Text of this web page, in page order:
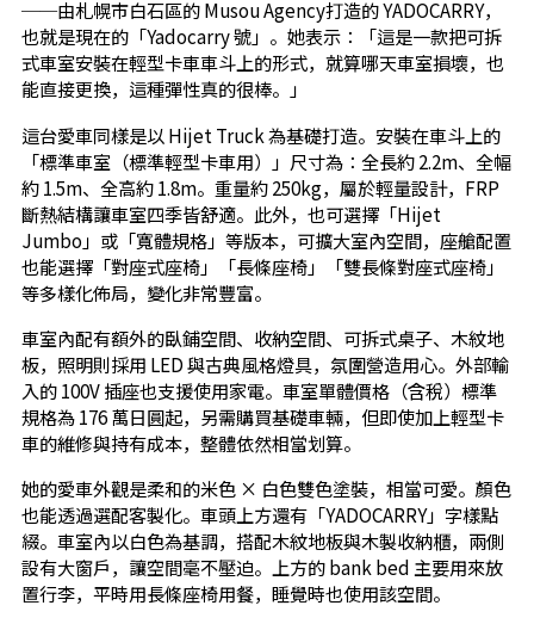
──由札幌市白石區的 Musou Agency打造的 YADOCARRY，
也就是現在的「Yadocarry 號」。她表示：「這是一款把可拆
式車室安裝在輕型卡車車斗上的形式，就算哪天車室損壞，也
能直接更換，這種彈性真的很棒。」
這台愛車同樣是以 Hijet Truck 為基礎打造。安裝在車斗上的
「標準車室（標準輕型卡車用）」尺寸為：全長約 2.2m、全幅
約 1.5m、全高約 1.8m。重量約 250kg，屬於輕量設計，FRP
斷熱結構讓車室四季皆舒適。此外，也可選擇「Hijet
Jumbo」或「寬體規格」等版本，可擴大室內空間，座艙配置
也能選擇「對座式座椅」「長條座椅」「雙長條對座式座椅」
等多樣化佈局，變化非常豐富。
車室內配有額外的臥鋪空間、收納空間、可拆式桌子、木紋地
板，照明則採用 LED 與古典風格燈具，氛圍營造用心。外部輸
入的 100V 插座也支援使用家電。車室單體價格（含稅）標準
規格為 176 萬日圓起，另需購買基礎車輛，但即使加上輕型卡
車的維修與持有成本，整體依然相當划算。
她的愛車外觀是柔和的米色 × 白色雙色塗裝，相當可愛。顏色
也能透過選配客製化。車頭上方還有「YADOCARRY」字樣點
綴。車室內以白色為基調，搭配木紋地板與木製收納櫃，兩側
設有大窗戶，讓空間毫不壓迫。上方的 bank bed 主要用來放
置行李，平時用長條座椅用餐，睡覺時也使用該空間。